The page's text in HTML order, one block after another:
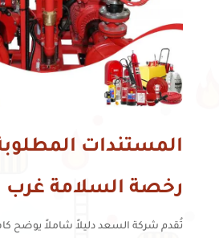
المستندات
رخصة السلامة غرب
تُقدم شركة السعد دليلاً شاملاً يوضح